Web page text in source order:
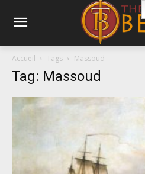
Accueil Tags Massoud
Tag: Massoud